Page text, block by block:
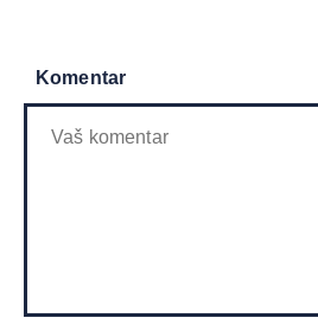
Komentar